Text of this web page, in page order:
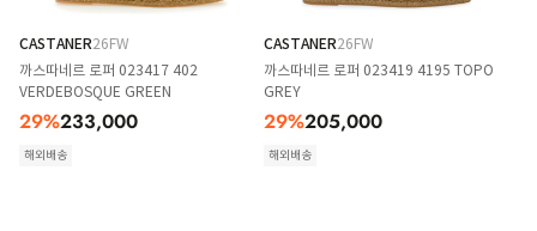
CASTANER26FW
까스따네르 로퍼 023417 402
VERDEBOSQUE GREEN
29%233,000
해외배송
CASTANER26FW
까스따네르 로퍼 023419 4195 TOPO
GREY
29%205,000
해외배송